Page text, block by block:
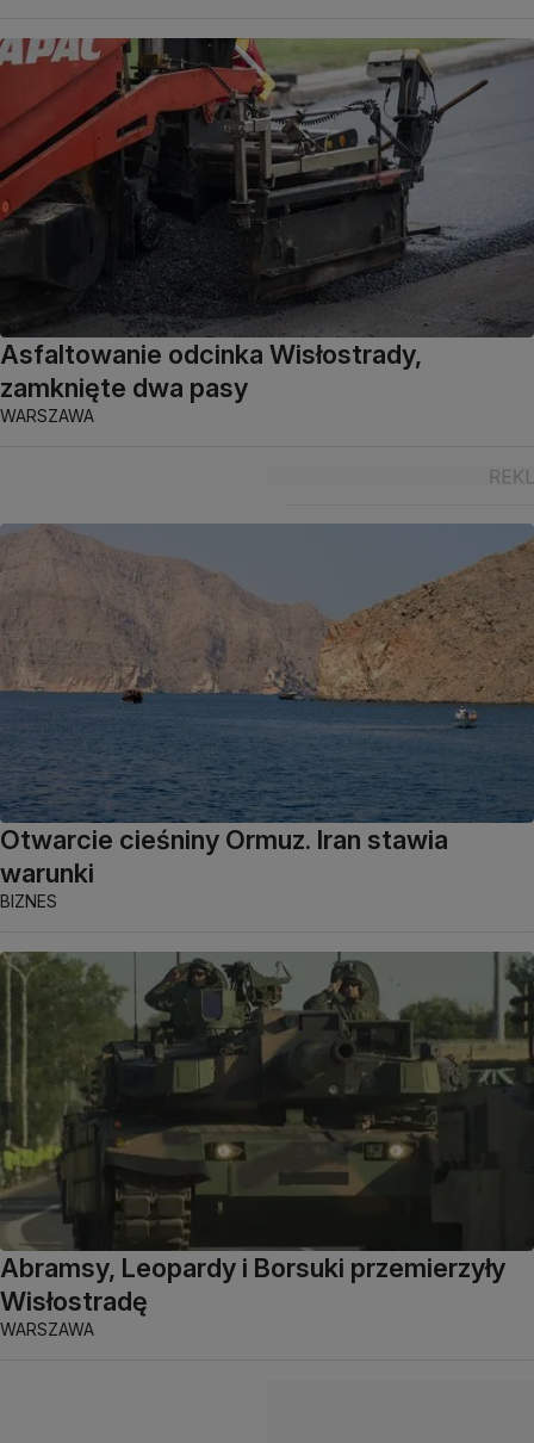
Asfaltowanie odcinka Wisłostrady,
zamknięte dwa pasy
WARSZAWA
Otwarcie cieśniny Ormuz. Iran stawia
warunki
BIZNES
Abramsy, Leopardy i Borsuki przemierzyły
Wisłostradę
WARSZAWA